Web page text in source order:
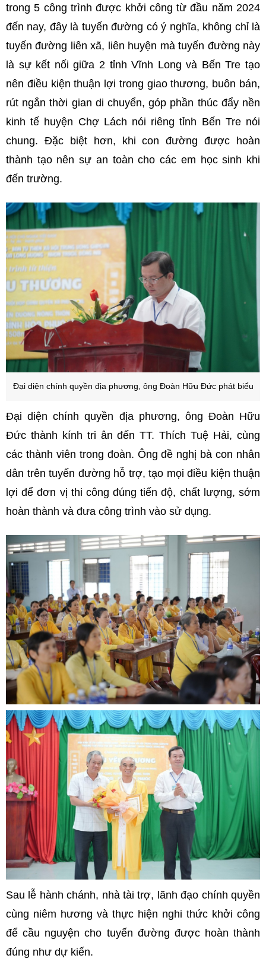
trong 5 công trình được khởi công từ đầu năm 2024
đến nay, đây là tuyến đường có ý nghĩa, không chỉ là
tuyến đường liên xã, liên huyện mà tuyến đường này
là sự kết nối giữa 2 tỉnh Vĩnh Long và Bến Tre tạo
nên điều kiện thuận lợi trong giao thương, buôn bán,
rút ngắn thời gian di chuyển, góp phần thúc đẩy nền
kinh tế huyện Chợ Lách nói riêng tỉnh Bến Tre nói
chung. Đặc biệt hơn, khi con đường được hoàn
thành tạo nên sự an toàn cho các em học sinh khi
đến trường.
Đại diện chính quyền địa phương, ông Đoàn Hữu Đức phát biểu
Đại diện chính quyền địa phương, ông Đoàn Hữu
Đức thành kính tri ân đến TT. Thích Tuệ Hải, cùng
các thành viên trong đoàn. Ông đề nghị bà con nhân
dân trên tuyến đường hỗ trợ, tạo mọi điều kiện thuận
lợi để đơn vị thi công đúng tiến độ, chất lượng, sớm
hoàn thành và đưa công trình vào sử dụng.
Sau lễ hành chánh, nhà tài trợ, lãnh đạo chính quyền
cùng niêm hương và thực hiện nghi thức khởi công
để cầu nguyện cho tuyến đường được hoàn thành
đúng như dự kiến.